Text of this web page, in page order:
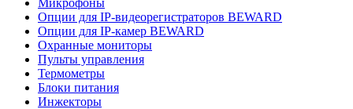
Микрофоны
Опции для IP-видеорегистраторов BEWARD
Опции для IP-камер BEWARD
Охранные мониторы
Пульты управления
Термометры
Блоки питания
Инжекторы